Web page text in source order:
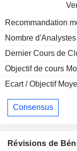
Recommandation
Nombre d'Analystes
Dernier Cours de
Objectif de cours
Ecart / Objectif
Consensus
Révisions de